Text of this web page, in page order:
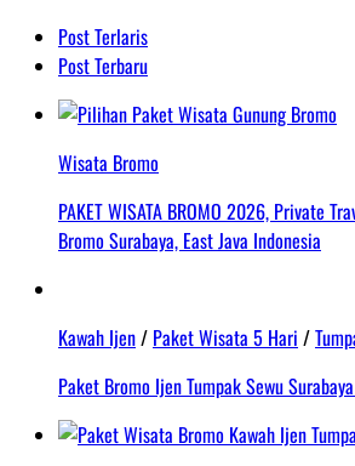
Post Terlaris
Post Terbaru
Wisata Bromo
PAKET WISATA BROMO 2026, Private
Bromo Surabaya, East Java Indonesia
Kawah Ijen/ Paket Wisata 5 Hari /
Paket Bromo Ijen Tumpak Sewu